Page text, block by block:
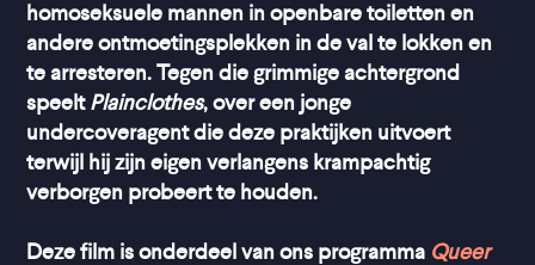
homoseksuele mannen in openbare toiletten en
andere ontmoetingsplekken in de val te lokken en
te arresteren. Tegen die grimmige achtergrond
speelt Plainclothes, over een jonge
undercoveragent die deze praktijken uitvoert
terwijl hij zijn eigen verlangens krampachtig
verborgen probeert te houden.
Deze film is onderdeel van ons programma Queer